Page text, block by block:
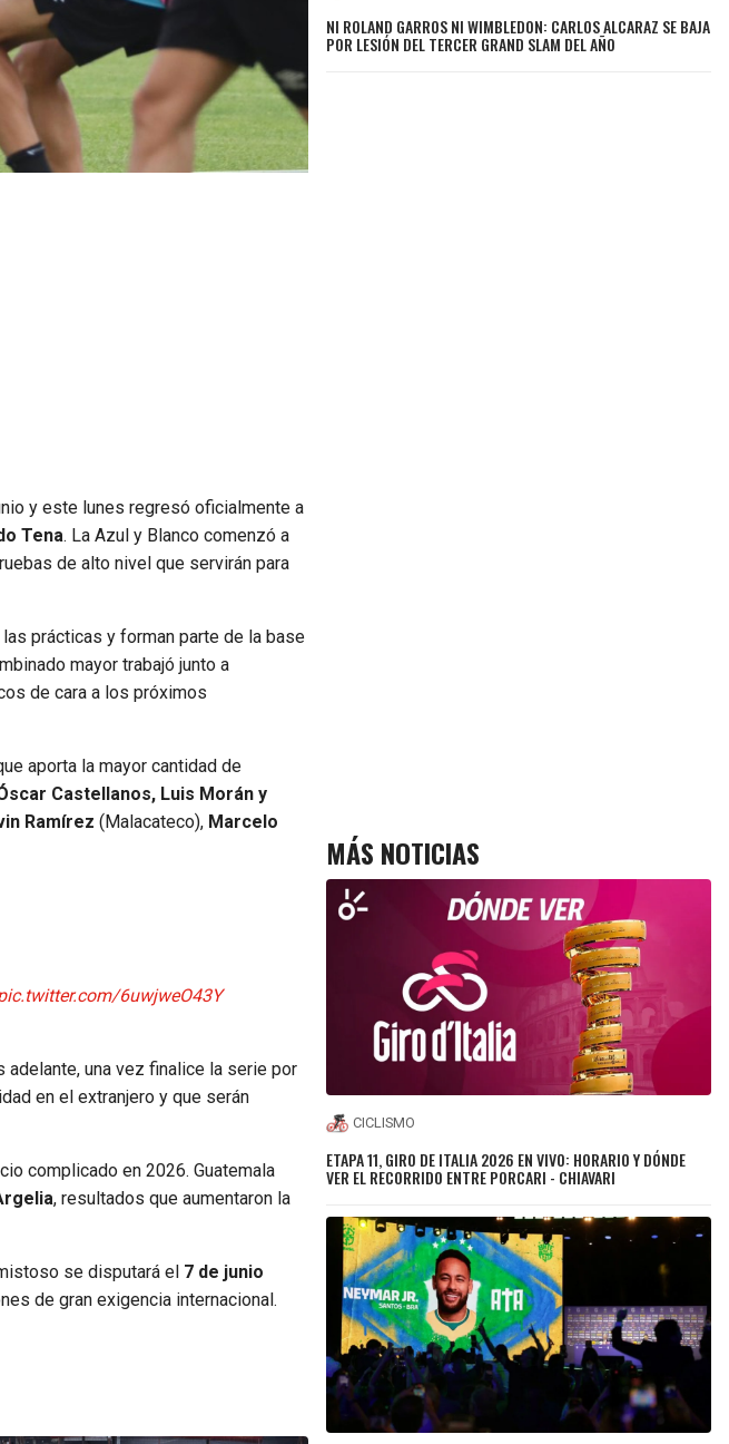
y este lunes regresó oficialmente a
Tena. La Azul y Blanco comenzó a
de alto nivel que servirán para
prácticas y forman parte de la base
mayor trabajó junto a
de cara a los próximos
aporta la mayor cantidad de
Castellanos, Luis Morán y
Ramírez (Malacateco), Marcelo
6uwjweO43Y
adelante, una vez finalice la serie por
en el extranjero y que serán
complicado en 2026. Guatemala
, resultados que aumentaron la
se disputará el 7 de junio
de gran exigencia internacional.
NI ROLAND GARROS NI WIMBLEDON: CARLOS ALCARAZ SE BAJA
POR LESIÓN DEL TERCER GRAND SLAM DEL AÑO
MÁS NOTICIAS
CICLISMO
ETAPA 11, GIRO DE ITALIA 2026 EN VIVO: HORARIO Y DÓNDE
VER EL RECORRIDO ENTRE PORCARI - CHIAVARI